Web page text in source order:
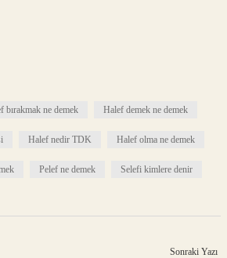
bırakmak ne demek Halef demek ne demek
Halef nedir TDK Halef olma ne demek
Pelef ne demek Selefi kimlere denir
Sonraki Yazı